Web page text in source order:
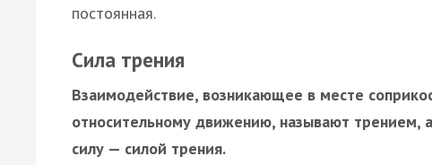
постоянная.
Сила трения
Взаимодействие, возникающее в месте
относительному движению, называют трением,
силу — силой трения.